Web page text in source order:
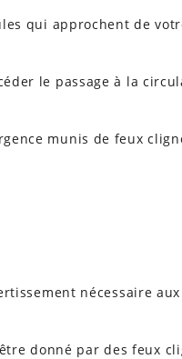
qui approchent de
le passage à la
munis de feux
nécessaire
donné par des feux